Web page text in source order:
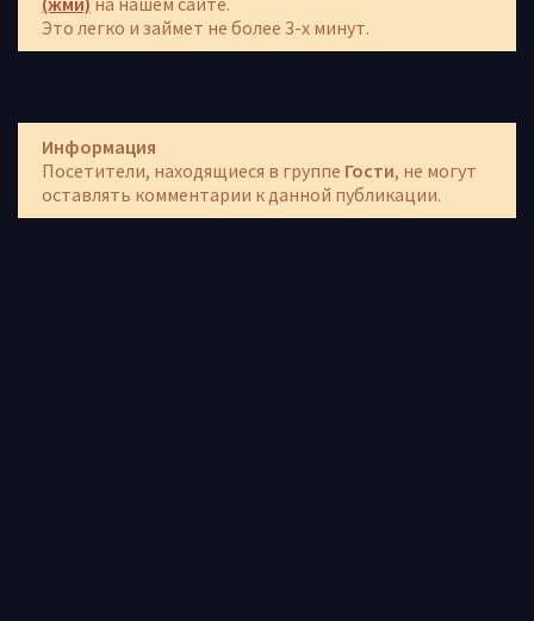
Это легко и займет не более 3-х минут.
Информация
Посетители, находящиеся в группе Гости, не могут
оставлять комментарии к данной публикации.